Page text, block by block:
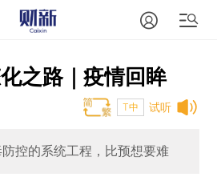
之路｜疫情回眸
试听
T中
控的系统工程，比预想要难